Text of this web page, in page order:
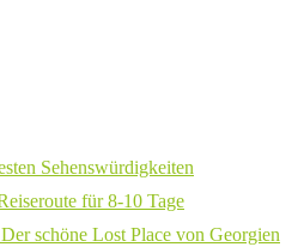
Sehenswürdigkeiten
für 8-10 Tage
schöne Lost Place von Georgien